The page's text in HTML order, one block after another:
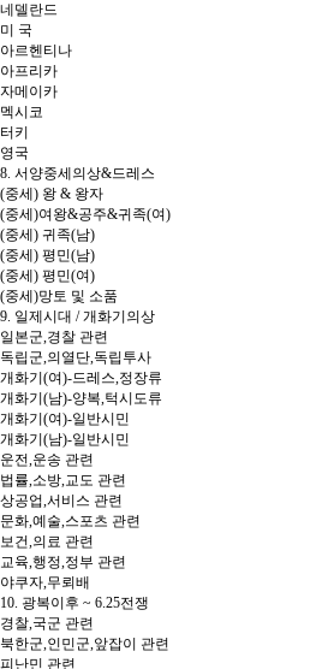
네델란드
미 국
아르헨티나
아프리카
자메이카
멕시코
터키
영국
8. 서양중세의상&드레스
(중세) 왕 & 왕자
(중세)여왕&공주&귀족(여)
(중세) 귀족(남)
(중세) 평민(남)
(중세) 평민(여)
(중세)망토 및 소품
9. 일제시대 / 개화기의상
일본군,경찰 관련
독립군,의열단,독립투사
개화기(여)-드레스,정장류
개화기(남)-양복,턱시도류
개화기(여)-일반시민
개화기(남)-일반시민
운전,운송 관련
법률,소방,교도 관련
상공업,서비스 관련
문화,예술,스포츠 관련
보건,의료 관련
교육,행정,정부 관련
야쿠자,무뢰배
10. 광복이후 ~ 6.25전쟁
경찰,국군 관련
북한군,인민군,앞잡이 관련
피난민 관련